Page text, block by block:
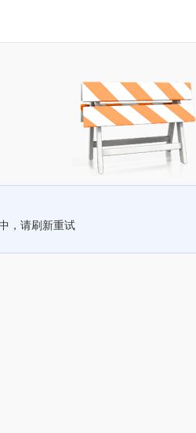
，请刷新重试